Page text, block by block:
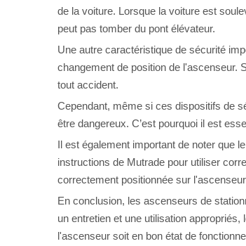
de la voiture. Lorsque la voiture est
peut pas tomber du pont élévateur.
Une autre caractéristique de sécurité
changement de position de l'ascenseur.
tout accident.
Cependant, même si ces dispositifs de
être dangereux. C’est pourquoi il est
Il est également important de noter que
instructions de Mutrade pour utiliser
correctement positionnée sur
En conclusion, les ascenseurs de
un entretien et une utilisation
l'ascenseur soit en bon état de